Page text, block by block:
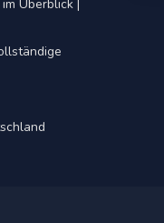
Überblick |